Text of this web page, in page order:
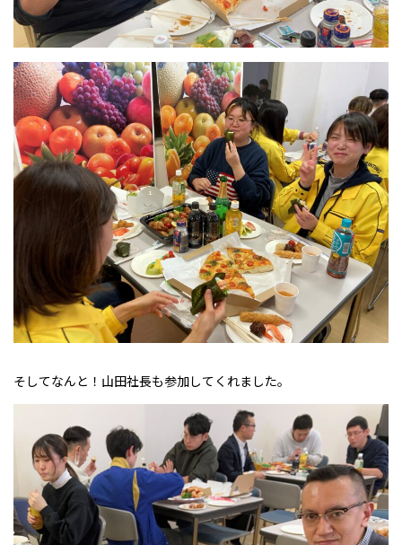
そしてなんと！山田社長も参加してくれました。